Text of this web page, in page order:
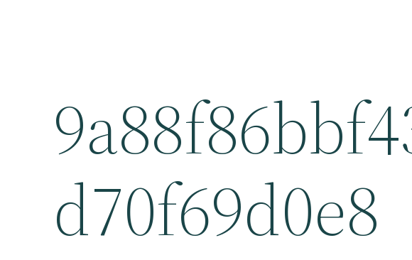
d70f69d0e8